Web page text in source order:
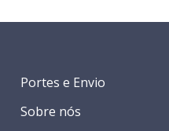
Portes e Envio
Sobre nós